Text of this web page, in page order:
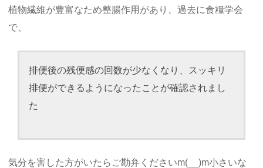
植物繊維が豊富なため整腸作用があり、過去に食糧学会
で、
排便後の残便感の回数が少なくなり、スッキリ
排便ができるようになったことが確認されまし
た
気分を害した方がいたらご勘弁くださいm(__)m小さいな